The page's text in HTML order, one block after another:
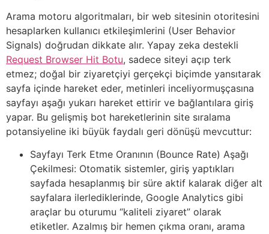
Arama motoru algoritmaları, bir web sitesinin otoritesini
hesaplarken kullanıcı etkileşimlerini (User Behavior
Signals) doğrudan dikkate alır. Yapay zeka destekli
Request Browser Hit Botu, sadece siteyi açıp terk
etmez; doğal bir ziyaretçiyi gerçekçi biçimde yansıtarak
sayfa içinde hareket eder, metinleri inceliyormuşçasına
sayfayı aşağı yukarı hareket ettirir ve bağlantılara giriş
yapar. Bu gelişmiş bot hareketlerinin site sıralama
potansiyeline iki büyük faydalı geri dönüşü mevcuttur:
Sayfayı Terk Etme Oranının (Bounce Rate) Aşağı
Çekilmesi: Otomatik sistemler, giriş yaptıkları
sayfada hesaplanmış bir süre aktif kalarak diğer alt
sayfalara ilerlediklerinde, Google Analytics gibi
araçlar bu oturumu “kaliteli ziyaret” olarak
etiketler. Azalmış bir hemen çıkma oranı, arama